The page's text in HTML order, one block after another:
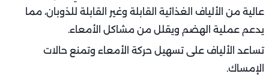
عالية من الألياف الغذائية القابلة وغير القابلة للذوبان، مما
يدعم عملية الهضم ويقلل من مشاكل الأمعاء.
تساعد الألياف على تسهيل حركة الأمعاء وتمنع حالات
الإمساك.